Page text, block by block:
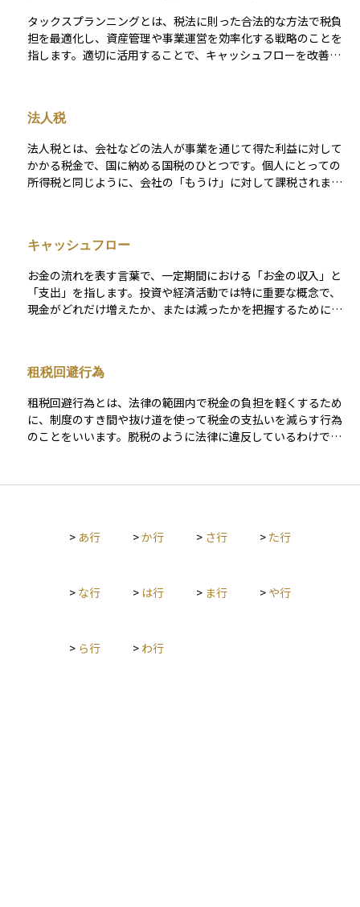
タックスプランニングとは、税法に則った合法的な方法で税負
担を最適化し、資産管理や事業運営を効率化する戦略のことを
指します。適切に活用することで、キャッシュフローを改善
税の最適化があります。例えば、ふるさと納税や住宅ローン控
除などの所得控除を活用すれば税負担を抑えることができま
す。また、NISAやiDeCoを利用することで投資の税負担を軽減
することも可能です。相続税対策としては、暦年贈与の非課税
枠を活用した生前贈与や、生命保険を活用した相続税の軽減策
研究開発税制の活用が有効です。資産管理会社を設立し、所得
す。国際税務では、海外法人の設立や外国税額控除の活用が考
えられますが、各国の税制を遵守することが不可欠です。 タッ
クスプランニングを行う際には、租税回避や脱税とならないよ
リットを得ることができるため、専門家の助言を活用すること
法人税
法人税とは、会社などの法人が事業を通じて得た利益に対して
かかる税金で、国に納める国税のひとつです。個人にとっての
所得税と同じように、会社の「もうけ」に対して課税されま
を計算し、決算後に確定申告をして納める「申告納税方式」で
す。利益が出ていない赤字の年でも、申告手続きは必要です。
税率は利益の大きさによって異なり、たとえば中小企業の場
合、課税所得800万円までは軽減税率が適用され、法人税率は1
5％になります。それを超える部分には23.2％の税率がかかりま
負担割合、いわゆる「実効税率」はおおよそ20％〜35％ほどに
は変動します。 また、日本では中小企業に対していくつかの税
制上の優遇措置が設けられています。たとえば、軽減税率のほ
かにも、赤字となった年の損失を翌年以降の黒字と相殺できる
した制度を活用することで、税負担を軽くしながら事業の資金
にはもちろん、出なかったときにも申告義務があるという点を
キャッシュフロー
お金の流れを表す言葉で、一定期間における「お金の収入」と
「支出」を指します。投資や経済活動では特に重要な概念で、
現金がどれだけ増えたか、または減ったかを把握するために使
つ目は借入金や配当などの「財務キャッシュフロー」です。 キ
ャッシュフローがプラスであれば手元にお金が増えている状
態、マイナスであれば減っている状態を示します。これを理解
することで、資産の健全性や投資先の実態を見極めることがで
き、初心者でも資金管理や投資判断の基礎として役立てられま
租税回避行為
租税回避行為とは、法律の範囲内で税金の負担を軽くするため
に、制度のすき間や抜け道を使って税金の支払いを減らす行為
のことをいいます。脱税のように法律に違反しているわけでは
が複雑な取引や海外の仕組みを利用して行うことが多く、税務
信頼性や評判に影響することがあるため、注意が必要です。
> あ行 >か行 > さ行 > た行
> な行 > は行 > ま行 > や行
> ら行 > わ行